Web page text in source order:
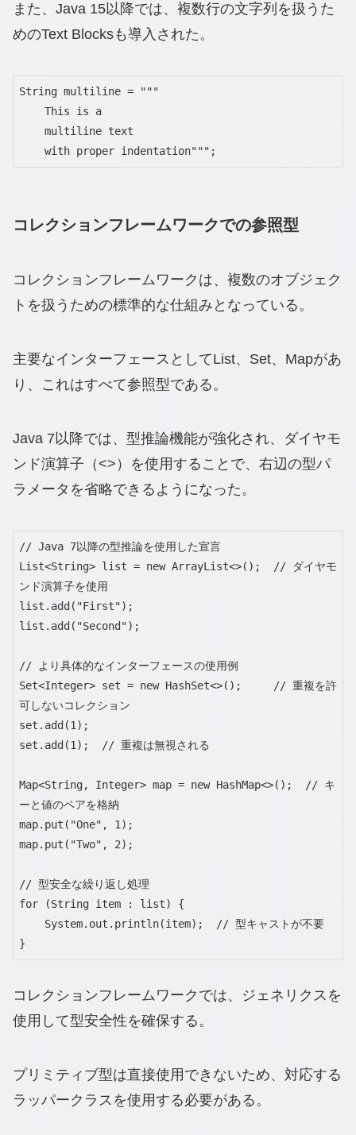
また、Java 15以降では、複数行の文字列を扱うた
めのText Blocksも導入された。
String multiline = """
    with proper indentation""";
コレクションフレームワークでの参照型
コレクションフレームワークは、複数のオブジェク
トを扱うための標準的な仕組みとなっている。
主要なインターフェースとしてList、Set、Mapがあ
り、これはすべて参照型である。
Java 7以降では、型推論機能が強化され、ダイヤモ
ンド演算子（<>）を使用することで、右辺の型パ
ラメータを省略できるようになった。
// Java 7以降の型推論を使用した宣言
List<String> list = new ArrayList<>();  // ダイヤモ
ンド演算子を使用
list.add("First");
list.add("Second");
// より具体的なインターフェースの使用例
Set<Integer> set = new HashSet<>();     // 重複を許
可しないコレクション
set.add(1);
set.add(1);  // 重複は無視される
Map<String, Integer> map = new HashMap<>();  // キ
ーと値のペアを格納
map.put("One", 1);
map.put("Two", 2);
// 型安全な繰り返し処理
for (String item : list) {
}
コレクションフレームワークでは、ジェネリクスを
使用して型安全性を確保する。
プリミティブ型は直接使用できないため、対応する
ラッパークラスを使用する必要がある。